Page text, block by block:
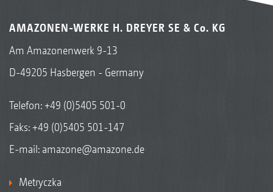
AMAZONEN-WERKE H. DREYER SE & Co. KG
Am Amazonenwerk 9-13
D-49205 Hasbergen - Germany
Telefon:+49 (0)5405 501-0
Faks: +49 (0)5405 501-147
E-mail: amazone@amazone.de
Metryczka